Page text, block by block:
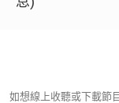
如想線上收聽或下載節